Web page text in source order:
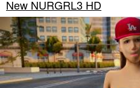
New NURGRL3 HD